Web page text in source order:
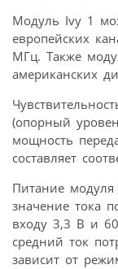
Модуль Ivy 1
европейских
МГц. Также
американских
(опорный
мощность
составляет
Питание
значение тока
входу 3,3 В и
средний ток
зависит от